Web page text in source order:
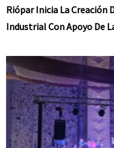
Riópar Inicia La Creación
Industrial Con Apoyo De